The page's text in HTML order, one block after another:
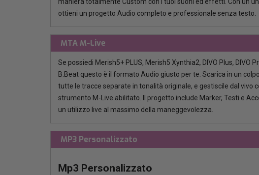
ottieni un progetto Audio completo e professionale senza testo.
MTA M-Live
Se possiedi Merish5+ PLUS, Merish5 Xynthia2, DIVO Plus, DIVO
B.Beat questo è il formato Audio giusto per te. Scarica in un
tutte le tracce separate in tonalità originale, e gestiscile dal vivo
strumento M-Live abilitato. Il progetto include Marker, Testi e
un utilizzo live al massimo della maneggevolezza.
MP3 Personalizzato
Mp3 Personalizzato